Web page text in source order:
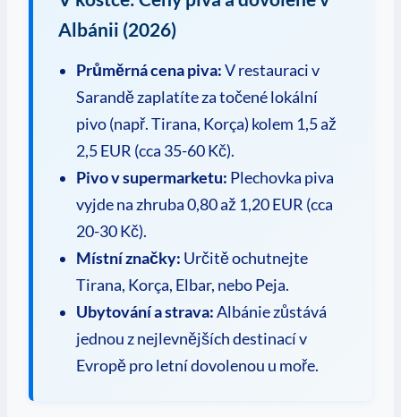
Albánii (2026)
Průměrná cena piva:V restauraci v
Sarandě zaplatíte za točené lokální
pivo (např. Tirana, Korça) kolem 1,5 až
2,5 EUR (cca 35-60 Kč).
Pivo v supermarketu: Plechovka piva
vyjde na zhruba 0,80 až 1,20 EUR (cca
20-30 Kč).
Místní značky: Určitě ochutnejte
Tirana, Korça, Elbar, nebo Peja.
Ubytování a strava:Albánie zůstává
jednou z nejlevnějších destinací v
Evropě pro letní dovolenou u moře.